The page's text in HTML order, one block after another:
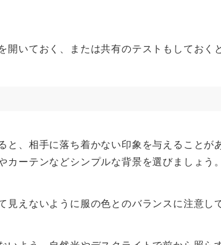
いておく、または共有のテストもしておく
と、相手に落ち着かない印象を与えることが
ーテンなどシンプルな背景を選びましょう。
えないように服の色とのバランスに注意し